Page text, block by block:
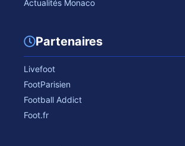
Actualités Monaco
Partenaires
Livefoot
FootParisien
Football Addict
Foot.fr